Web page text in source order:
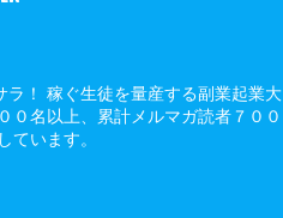
！ 稼ぐ生徒を量産する副業起業大
０名以上、累計メルマガ読者７００
ています。